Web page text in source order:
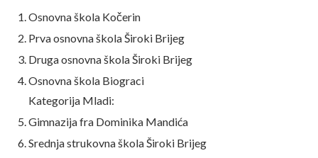
Osnovna škola Kočerin
Prva osnovna škola Široki Brijeg
Druga osnovna škola Široki Brijeg
Osnovna škola Biograci
Kategorija Mladi:
Gimnazija fra Dominika Mandića
Srednja strukovna škola Široki Brijeg